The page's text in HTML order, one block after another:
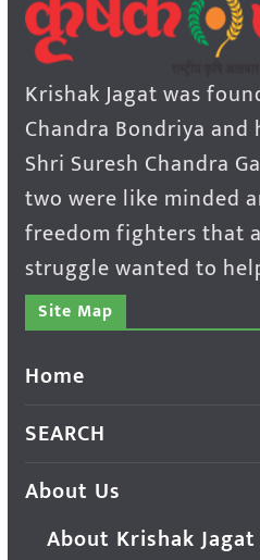
Krishak Jagat was
Chandra Bondriya
Shri Suresh Chandra
two were like minded
freedom fighters that
struggle wanted to
Site Map
Home
SEARCH
About Us
About Krishak Jagat